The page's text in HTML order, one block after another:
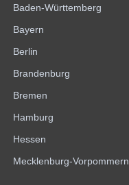
Baden-Württemberg
Bayern
Berlin
Brandenburg
Bremen
Hamburg
Hessen
Mecklenburg-Vorpommern